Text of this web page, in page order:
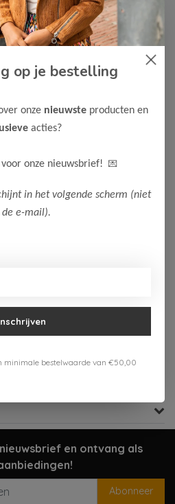
toevoegen
75,-
en ontvang als
Abonneer
op je bestelling
onze nieuwste producten en
acties?
onze nieuwsbrief! 💌
in het volgende scherm (niet
de e-mail).
minimale bestelwaarde van €50,00